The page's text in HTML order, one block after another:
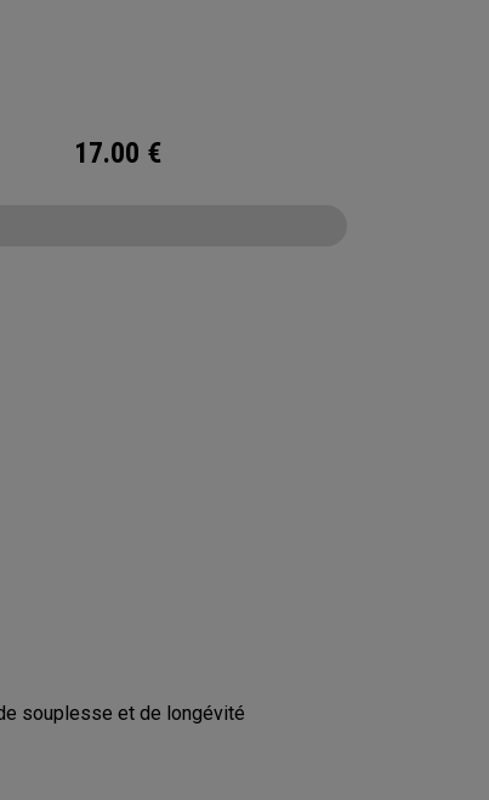
17.00 €
souplesse et de longévité